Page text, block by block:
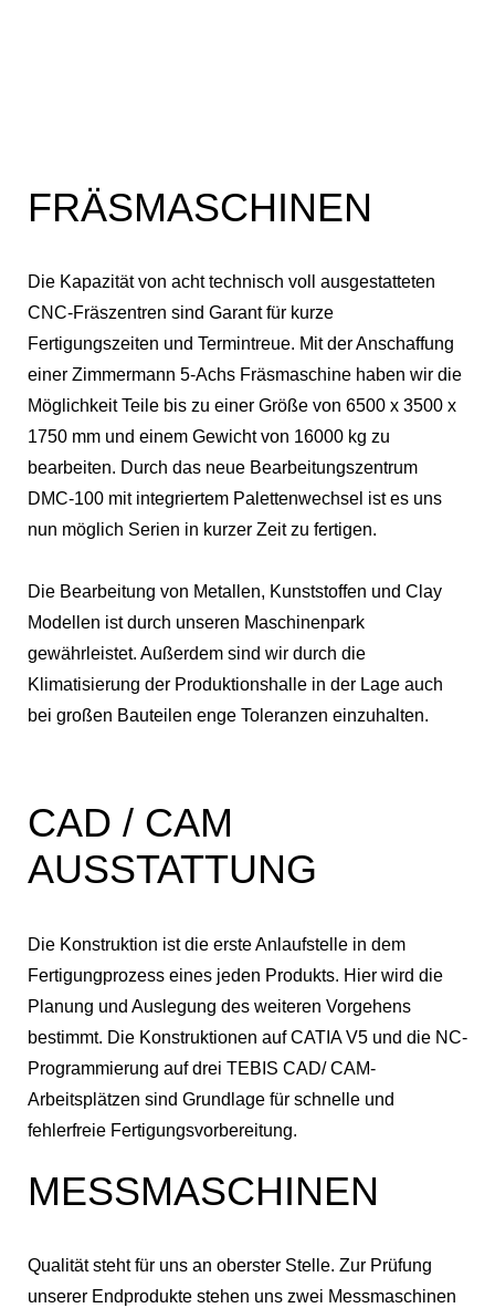
FRÄSMASCHINEN
Die Kapazität von acht technisch voll ausgestatteten
CNC-Fräszentren sind Garant für kurze
Fertigungszeiten und Termintreue. Mit der Anschaffung
einer Zimmermann 5-Achs Fräsmaschine haben wir die
Möglichkeit Teile bis zu einer Größe von 6500 x 3500 x
1750 mm und einem Gewicht von 16000 kg zu
bearbeiten. Durch das neue Bearbeitungszentrum
DMC-100 mit integriertem Palettenwechsel ist es uns
nun möglich Serien in kurzer Zeit zu fertigen.
Die Bearbeitung von Metallen, Kunststoffen und Clay
Modellen ist durch unseren Maschinenpark
gewährleistet. Außerdem sind wir durch die
Klimatisierung der Produktionshalle in der Lage auch
bei großen Bauteilen enge Toleranzen einzuhalten.
CAD / CAM
AUSSTATTUNG
Die Konstruktion ist die erste Anlaufstelle in dem
Fertigungprozess eines jeden Produkts. Hier wird die
Planung und Auslegung des weiteren Vorgehens
bestimmt. Die Konstruktionen auf CATIA V5 und die NC-
Programmierung auf drei TEBIS CAD/ CAM-
Arbeitsplätzen sind Grundlage für schnelle und
fehlerfreie Fertigungsvorbereitung.
MESSMASCHINEN
Qualität steht für uns an oberster Stelle. Zur Prüfung
unserer Endprodukte stehen uns zwei Messmaschinen